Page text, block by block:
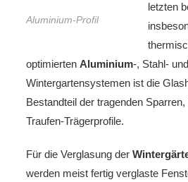
Aluminium-Profil
letzten
optimiertenAluminium-, Stahl- und
Wintergartensystemen ist die
Bestandteil der tragenden
Traufen-Trägerprofile.
Für die Verglasung der
werden meist fertig verglaste